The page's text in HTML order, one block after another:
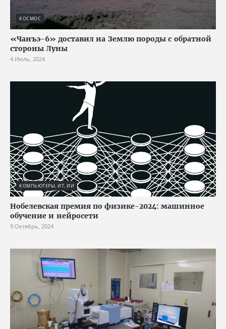
КОСМОС
«Чанъэ-6» доставил на Землю породы с обратной
стороны Луны
4 Июль, 2024
КОМПЬЮТЕРЫ, ИТ, ИИ
Нобелевская премия по физике-2024: машинное
обучение и нейросети
9 Октябрь, 2024